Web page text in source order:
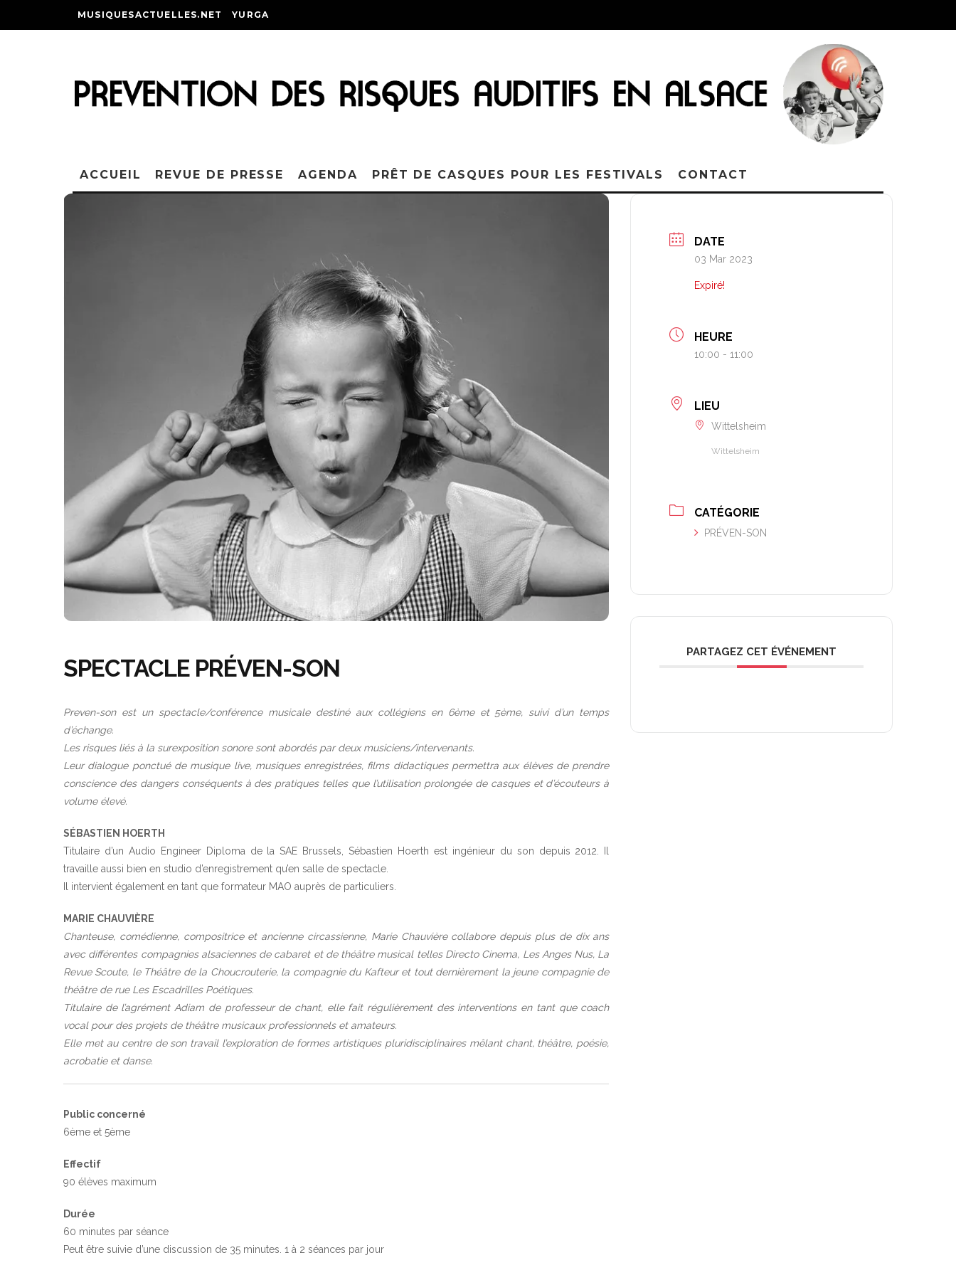
MUSIQUESACTUELLES.NET YURGA
ACCUEIL REVUE DE PRESSE AGENDA PRÊT DE CASQUES POUR LES FESTIVALS CONTACT
SPECTACLE PRÉVEN-SON
Preven-son est un spectacle/conférence musicale destiné aux collégiens en 6ème et 5ème, suivi d’un temps
d’échange.
Les risques liés à la surexposition sonore sont abordés par deux musiciens/intervenants.
Leur dialogue ponctué de musique live, musiques enregistrées, films didactiques permettra aux élèves de prendre
conscience des dangers conséquents à des pratiques telles que l’utilisation prolongée de casques et d’écouteurs à
volume élevé.
SÉBASTIEN HOERTH
Titulaire d’un Audio Engineer Diploma de la SAE Brussels, Sébastien Hoerth est ingénieur du son depuis 2012. Il
travaille aussi bien en studio d’enregistrement qu’en salle de spectacle.
Il intervient également en tant que formateur MAO auprès de particuliers.
MARIE CHAUVIÈRE
Chanteuse, comédienne, compositrice et ancienne circassienne, Marie Chauvière collabore depuis plus de dix ans
avec différentes compagnies alsaciennes de cabaret et de théâtre musical telles Directo Cinema, Les Anges Nus, La
Revue Scoute, le Théâtre de la Choucrouterie, la compagnie du Kafteur et tout dernièrement la jeune compagnie de
théâtre de rue Les Escadrilles Poétiques.
Titulaire de l’agrément Adiam de professeur de chant, elle fait régulièrement des interventions en tant que coach
vocal pour des projets de théâtre musicaux professionnels et amateurs.
Elle met au centre de son travail l’exploration de formes artistiques pluridisciplinaires mêlant chant, théâtre, poésie,
acrobatie et danse.
Public concerné
6ème et 5ème
Effectif
90 élèves maximum
Durée
60 minutes par séance
Peut être suivie d’une discussion de 35 minutes. 1 à 2 séances par jour
DATE
03 Mar 2023
Expiré!
HEURE
10:00 - 11:00
LIEU
Wittelsheim
Wittelsheim
CATÉGORIE
PRÉVEN-SON
PARTAGEZ CET ÉVÉNEMENT